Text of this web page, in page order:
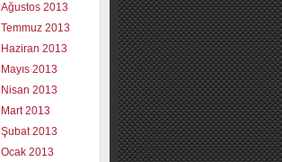
Ağustos 2013
Temmuz 2013
Haziran 2013
Mayıs 2013
Nisan 2013
Mart 2013
Şubat 2013
Ocak 2013